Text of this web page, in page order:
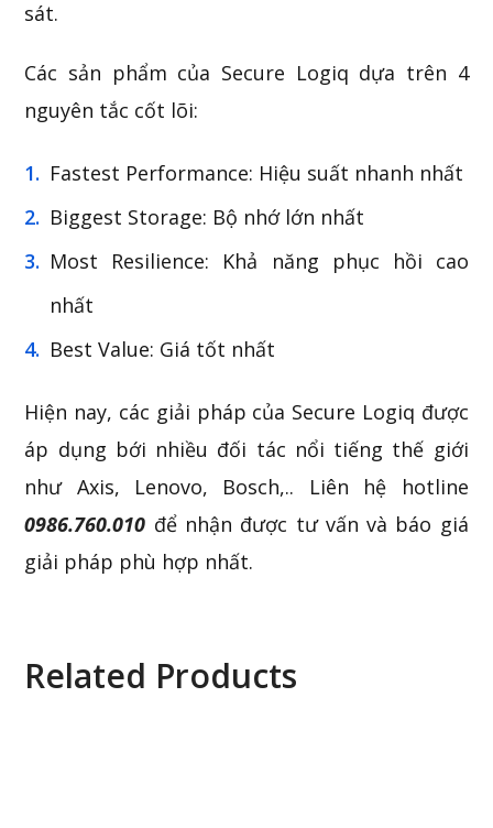
sát.
Các sản phẩm của Secure Logiq dựa trên 4
nguyên tắc cốt lõi:
Fastest Performance: Hiệu suất nhanh nhất
Biggest Storage: Bộ nhớ lớn nhất
Most Resilience: Khả năng phục hồi cao
nhất
Best Value: Giá tốt nhất
Hiện nay, các giải pháp của Secure Logiq được
áp dụng bới nhiều đối tác nổi tiếng thế giới
như Axis, Lenovo, Bosch,.. Liên hệ hotline
0986.760.010 để nhận được tư vấn và báo giá
giải pháp phù hợp nhất.
Related Products